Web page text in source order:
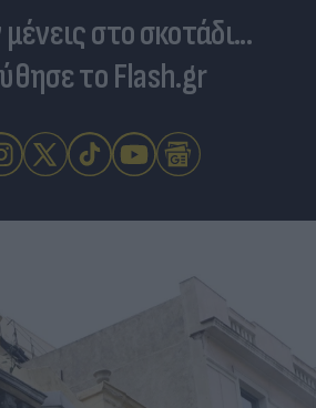
στο σκοτάδι...
το Flash.gr